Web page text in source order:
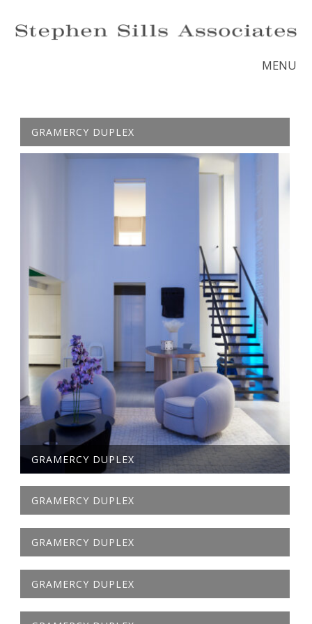
MENU
GRAMERCY DUPLEX
GRAMERCY DUPLEX
GRAMERCY DUPLEX
GRAMERCY DUPLEX
GRAMERCY DUPLEX